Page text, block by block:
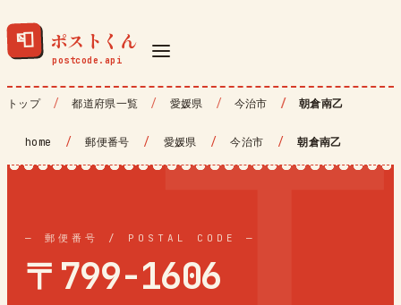
📮 ポストくん
トップ 都道府県一覧 愛媛県 今治市 朝倉南乙
home / 郵便番号 / 愛媛県 / 今治市 / 朝倉南乙
— 郵便番号 / POSTAL CODE —
〒799-1606